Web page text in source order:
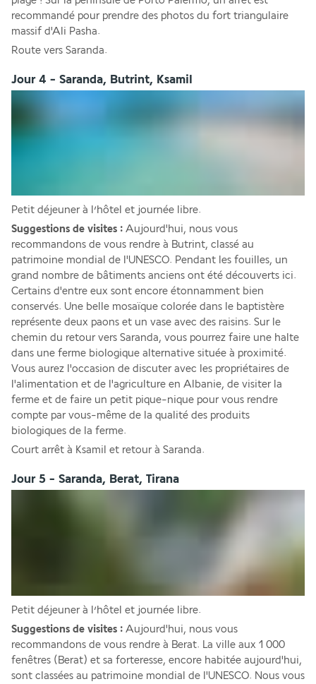
recommandé pour prendre des photos du fort triangulaire
massif d'Ali Pasha.
Route vers Saranda.
Jour 4 - Saranda, Butrint, Ksamil
Petit déjeuner à l’hôtel et journée libre.
Suggestions de visites : Aujourd'hui, nous vous
recommandons de vous rendre à Butrint, classé au
patrimoine mondial de l'UNESCO. Pendant les fouilles, un
grand nombre de bâtiments anciens ont été découverts ici.
Certains d'entre eux sont encore étonnamment bien
conservés. Une belle mosaïque colorée dans le baptistère
représente deux paons et un vase avec des raisins. Sur le
chemin du retour vers Saranda, vous pourrez faire une halte
dans une ferme biologique alternative située à proximité.
Vous aurez l'occasion de discuter avec les propriétaires de
l'alimentation et de l'agriculture en Albanie, de visiter la
ferme et de faire un petit pique-nique pour vous rendre
compte par vous-même de la qualité des produits
biologiques de la ferme.
Court arrêt à Ksamil et retour à Saranda.
Jour 5 - Saranda, Berat, Tirana
Petit déjeuner à l’hôtel et journée libre.
Suggestions de visites : Aujourd'hui, nous vous
recommandons de vous rendre à Berat. La ville aux 1 000
fenêtres (Berat) et sa forteresse, encore habitée aujourd'hui,
sont classées au patrimoine mondial de l'UNESCO. Nous vous